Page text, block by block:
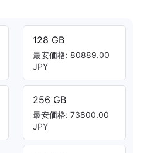
128 GB
最安価格: 80889.00
JPY
256 GB
最安価格: 73800.00
JPY